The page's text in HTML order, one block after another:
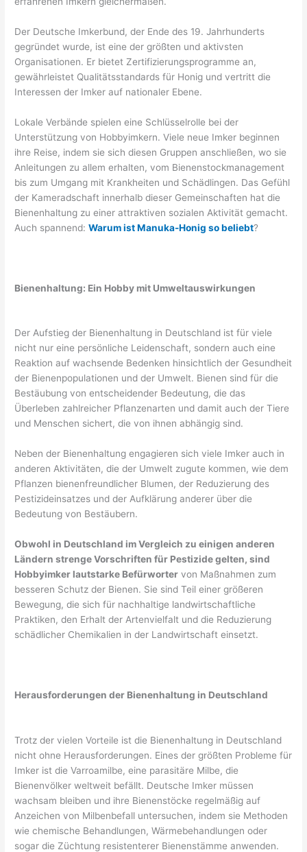
Der Deutsche Imkerbund, der Ende des 19. Jahrhunderts
gegründet wurde, ist eine der größten und aktivsten
Organisationen. Er bietet Zertifizierungsprogramme an,
gewährleistet Qualitätsstandards für Honig und vertritt die
Interessen der Imker auf nationaler Ebene.
Lokale Verbände spielen eine Schlüsselrolle bei der
Unterstützung von Hobbyimkern. Viele neue Imker beginnen
ihre Reise, indem sie sich diesen Gruppen anschließen, wo sie
Anleitungen zu allem erhalten, vom Bienenstockmanagement
bis zum Umgang mit Krankheiten und Schädlingen. Das Gefühl
der Kameradschaft innerhalb dieser Gemeinschaften hat die
Bienenhaltung zu einer attraktiven sozialen Aktivität gemacht.
Auch spannend:Warum ist Manuka-Honig so beliebt?
Bienenhaltung: Ein Hobby mit Umweltauswirkungen
Der Aufstieg der Bienenhaltung in Deutschland ist für viele
nicht nur eine persönliche Leidenschaft, sondern auch eine
Reaktion auf wachsende Bedenken hinsichtlich der Gesundheit
der Bienenpopulationen und der Umwelt. Bienen sind für die
Bestäubung von entscheidender Bedeutung, die das
Überleben zahlreicher Pflanzenarten und damit auch der Tiere
und Menschen sichert, die von ihnen abhängig sind.
Neben der Bienenhaltung engagieren sich viele Imker auch in
anderen Aktivitäten, die der Umwelt zugute kommen, wie dem
Pflanzen bienenfreundlicher Blumen, der Reduzierung des
Pestizideinsatzes und der Aufklärung anderer über die
Bedeutung von Bestäubern.
Obwohl in Deutschland im Vergleich zu einigen anderen
Ländern strenge Vorschriften für Pestizide gelten, sind
Hobbyimker lautstarke Befürworter von Maßnahmen zum
besseren Schutz der Bienen. Sie sind Teil einer größeren
Bewegung, die sich für nachhaltige landwirtschaftliche
Praktiken, den Erhalt der Artenvielfalt und die Reduzierung
schädlicher Chemikalien in der Landwirtschaft einsetzt.
Herausforderungen der Bienenhaltung in Deutschland
Trotz der vielen Vorteile ist die Bienenhaltung in Deutschland
nicht ohne Herausforderungen. Eines der größten Probleme für
Imker ist die Varroamilbe, eine parasitäre Milbe, die
Bienenvölker weltweit befällt. Deutsche Imker müssen
wachsam bleiben und ihre Bienenstöcke regelmäßig auf
Anzeichen von Milbenbefall untersuchen, indem sie Methoden
wie chemische Behandlungen, Wärmebehandlungen oder
sogar die Züchtung resistenterer Bienenstämme anwenden.